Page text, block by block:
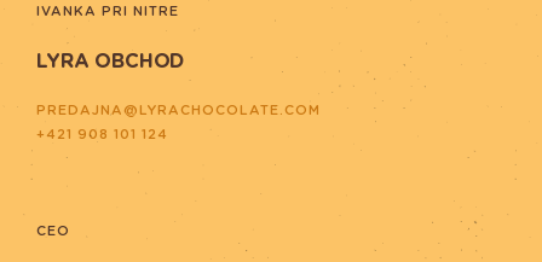
IVANKA PRI NITRE
LYRA OBCHOD
PREDAJNA@LYRACHOCOLATE.COM
+421 908 101 124
CEO